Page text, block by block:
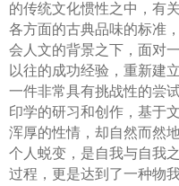
的传统文化惯性之中，有
各方面的古典品味的标准
会人文的背景之下，面对
以往的成功经验，重新建
一件非常具有挑战性的尝
印学的研习和创作，基于
浑厚的性情，却自然而然
个人蜕变，是自我与自我
过程，更是达到了一种物